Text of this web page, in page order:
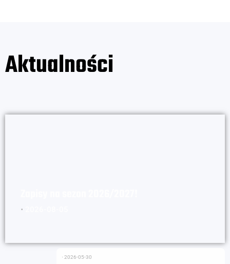
Aktualności
⋅
⋅ 2026-05-30